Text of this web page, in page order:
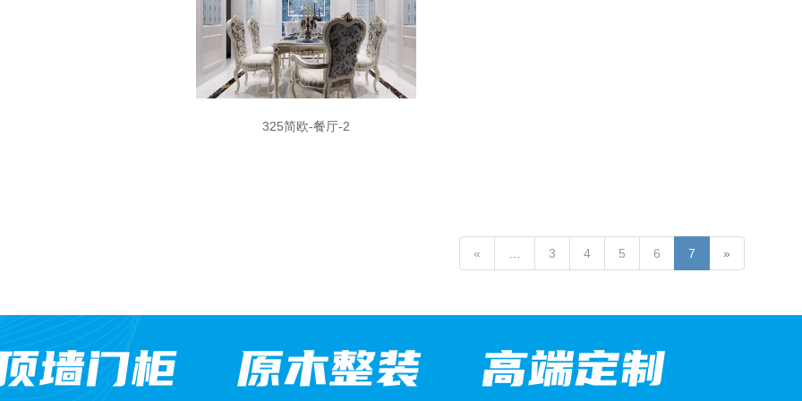
325简欧-餐厅-2
« 3 4 5 6 7 »